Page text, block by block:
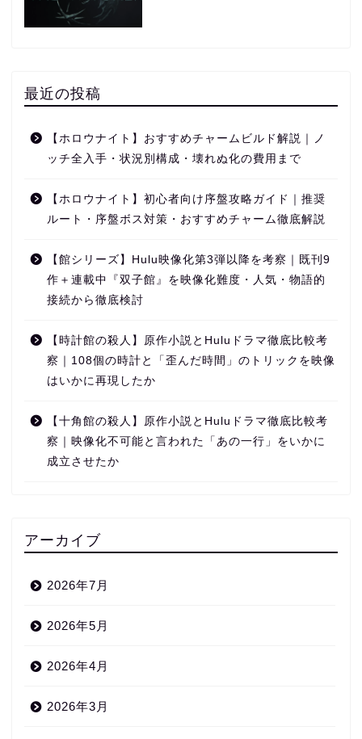
最近の投稿
【ホロウナイト】おすすめチャームビルド解説｜ノ
ッチ全入手・状況別構成・壊れぬ化の費用まで
【ホロウナイト】初心者向け序盤攻略ガイド｜推奨
ルート・序盤ボス対策・おすすめチャーム徹底解説
【館シリーズ】Hulu映像化第3弾以降を考察｜既刊9
作＋連載中『双子館』を映像化難度・人気・物語的
接続から徹底検討
【時計館の殺人】原作小説とHuluドラマ徹底比較考
察｜108個の時計と「歪んだ時間」のトリックを映像
はいかに再現したか
【十角館の殺人】原作小説とHuluドラマ徹底比較考
察｜映像化不可能と言われた「あの一行」をいかに
成立させたか
アーカイブ
2026年7月
2026年5月
2026年4月
2026年3月